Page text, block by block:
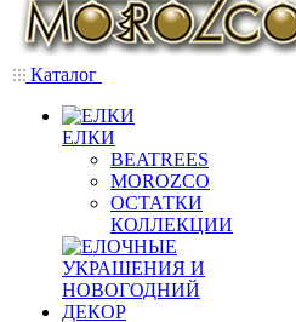
Каталог
ЕЛКИ
BEATREES
MOROZCO
ОСТАТКИ
КОЛЛЕКЦИИ